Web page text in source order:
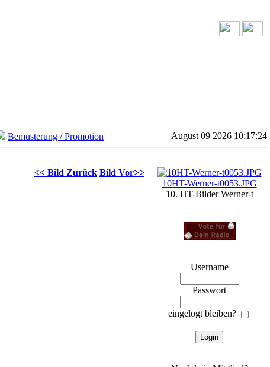
Bemusterung / Promotion August 09 2026 10:17:24
<< Bild Zurück Bild Vor>>
10HT-Werner-t0053.JPG
10. HT-Bilder Werner-t
Username
Passwort
eingelogt bleiben?